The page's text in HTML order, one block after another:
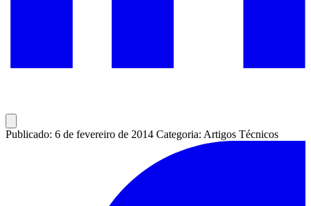
Publicado: 6 de fevereiro de 2014 Categoria: Artigos Técnicos